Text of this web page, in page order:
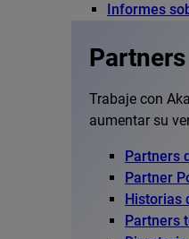
Informes
Partners
Trabaje con
aumentar su
Partners
Partner
Historias
Partners